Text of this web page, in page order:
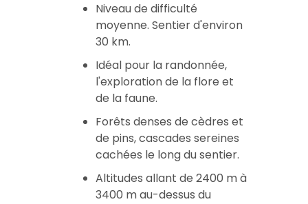
Niveau de difficulté
moyenne. Sentier d'environ
30 km.
Idéal pour la randonnée,
l'exploration de la flore et
de la faune.
Forêts denses de cèdres et
de pins, cascades sereines
cachées le long du sentier.
Altitudes allant de 2400 m à
3400 m au-dessus du